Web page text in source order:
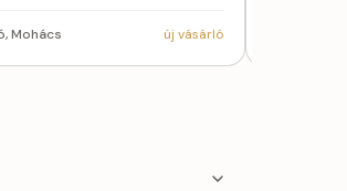
Mohács új vásárló